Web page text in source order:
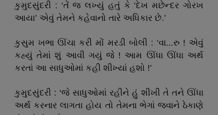
કુમુદસુંદરી : ‘તેં જ લખ્યું હતું કે ‘દેખ મછેન્દર ગોરખ
આયા’ એવું તેમને કહેવાનો તારે અધિકાર છે.’
કુસુમ ખભા ઊંચા કરી મોં મરડી બોલી : ‘વા...રુ ! એવું
કહ્યું તેમાં શું આવી ગયું જે ! આમ ઊંધા ઊંધા અર્થ
કરતાં આ સાધુઓમાં કહી શીખ્યાં હશો !’
કુમુદસુંદરી : ‘જે સાધુઓમાં રહીને હું શીખી તે તને ઊંધા
અર્થ કરનાર લાગતા હોય તો તેમના ભેગાં જવાને ઠેકાણે